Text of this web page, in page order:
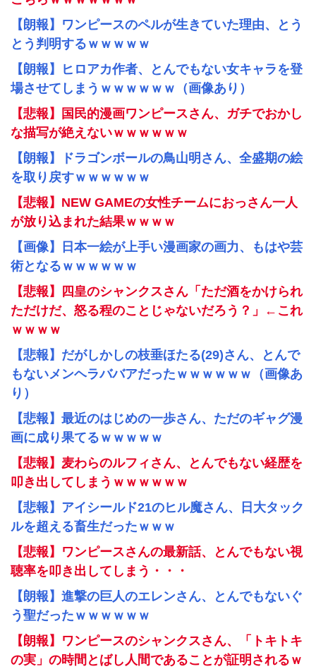
【朗報】ワンピースのペルが生きていた理由、とう
とう判明するｗｗｗｗｗ
【朗報】ヒロアカ作者、とんでもない女キャラを登
場させてしまうｗｗｗｗｗｗ（画像あり）
【悲報】国民的漫画ワンピースさん、ガチでおかし
な描写が絶えないｗｗｗｗｗｗ
【朗報】ドラゴンボールの鳥山明さん、全盛期の絵
を取り戻すｗｗｗｗｗｗ
【悲報】NEW GAMEの女性チームにおっさん一人
が放り込まれた結果ｗｗｗｗ
【画像】日本一絵が上手い漫画家の画力、もはや芸
術となるｗｗｗｗｗｗ
【悲報】四皇のシャンクスさん「ただ酒をかけられ
ただけだ、怒る程のことじゃないだろう？」←これ
ｗｗｗｗ
【悲報】だがしかしの枝垂ほたる(29)さん、とんで
もないメンヘラババアだったｗｗｗｗｗｗ（画像あ
り）
【悲報】最近のはじめの一歩さん、ただのギャグ漫
画に成り果てるｗｗｗｗｗ
【悲報】麦わらのルフィさん、とんでもない経歴を
叩き出してしまうｗｗｗｗｗｗ
【悲報】アイシールド21のヒル魔さん、日大タック
ルを超える畜生だったｗｗｗ
【悲報】ワンピースさんの最新話、とんでもない視
聴率を叩き出してしまう・・・
【朗報】進撃の巨人のエレンさん、とんでもないぐ
う聖だったｗｗｗｗｗｗ
【朗報】ワンピースのシャンクスさん、「トキトキ
の実」の時間とばし人間であることが証明されるｗ